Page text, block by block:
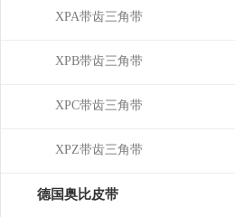
XPA带齿三角带
XPB带齿三角带
XPC带齿三角带
XPZ带齿三角带
德国奥比皮带